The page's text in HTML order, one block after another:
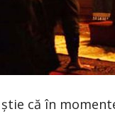
că în